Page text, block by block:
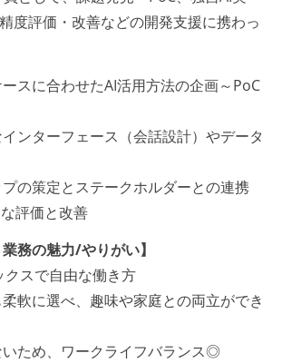
度評価・改善などの開発支援に携わっ
ースに合わせたAI活用方法の企画～PoC
インターフェース（会話設計）やデータ
プの策定とステークホルダーとの連携
評価と改善
務の魅力/やりがい】
スで自由な働き方
軟に選べ、趣味や家庭との両立ができ
ため、ワークライフバランス◎